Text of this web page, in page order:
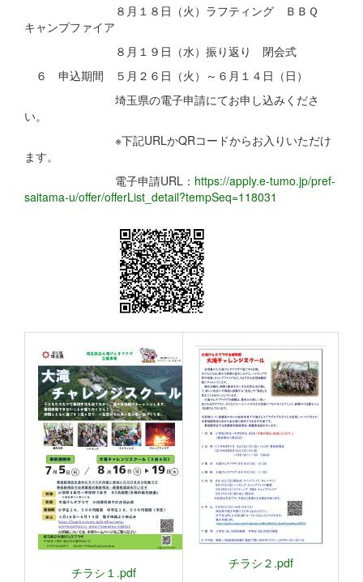
８月１８日（火）ラフティング ＢＢＱ
キャンプファイア
８月１９日（水）振り返り 閉会式
６ 申込期間 ５月２６日（火）～６月１４日（日）
埼玉県の電子申請にてお申し込みくださ
い。
※下記URLかQRコードからお入りいただけ
ます。
電子申請URL： https://apply.e-tumo.jp/pref-
saitama-u/offer/offerList_detail?tempSeq=118031
チラシ１.pdf
チラシ２.pdf